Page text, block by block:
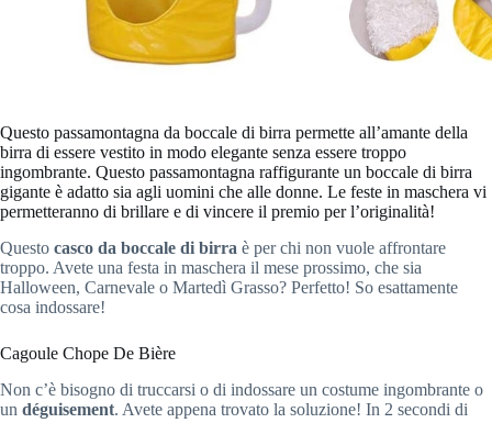
Questo passamontagna da boccale di birra permette all’amante della
birra di essere vestito in modo elegante senza essere troppo
ingombrante. Questo passamontagna raffigurante un boccale di birra
gigante è adatto sia agli uomini che alle donne. Le feste in maschera vi
permetteranno di brillare e di vincere il premio per l’originalità!
Questo casco da boccale di birra è per chi non vuole affrontare
troppo. Avete una festa in maschera il mese prossimo, che sia
Halloween, Carnevale o Martedì Grasso? Perfetto! So esattamente
cosa indossare!
Cagoule Chope De Bière
Non c’è bisogno di truccarsi o di indossare un costume ingombrante o
un déguisement. Avete appena trovato la soluzione! In 2 secondi di